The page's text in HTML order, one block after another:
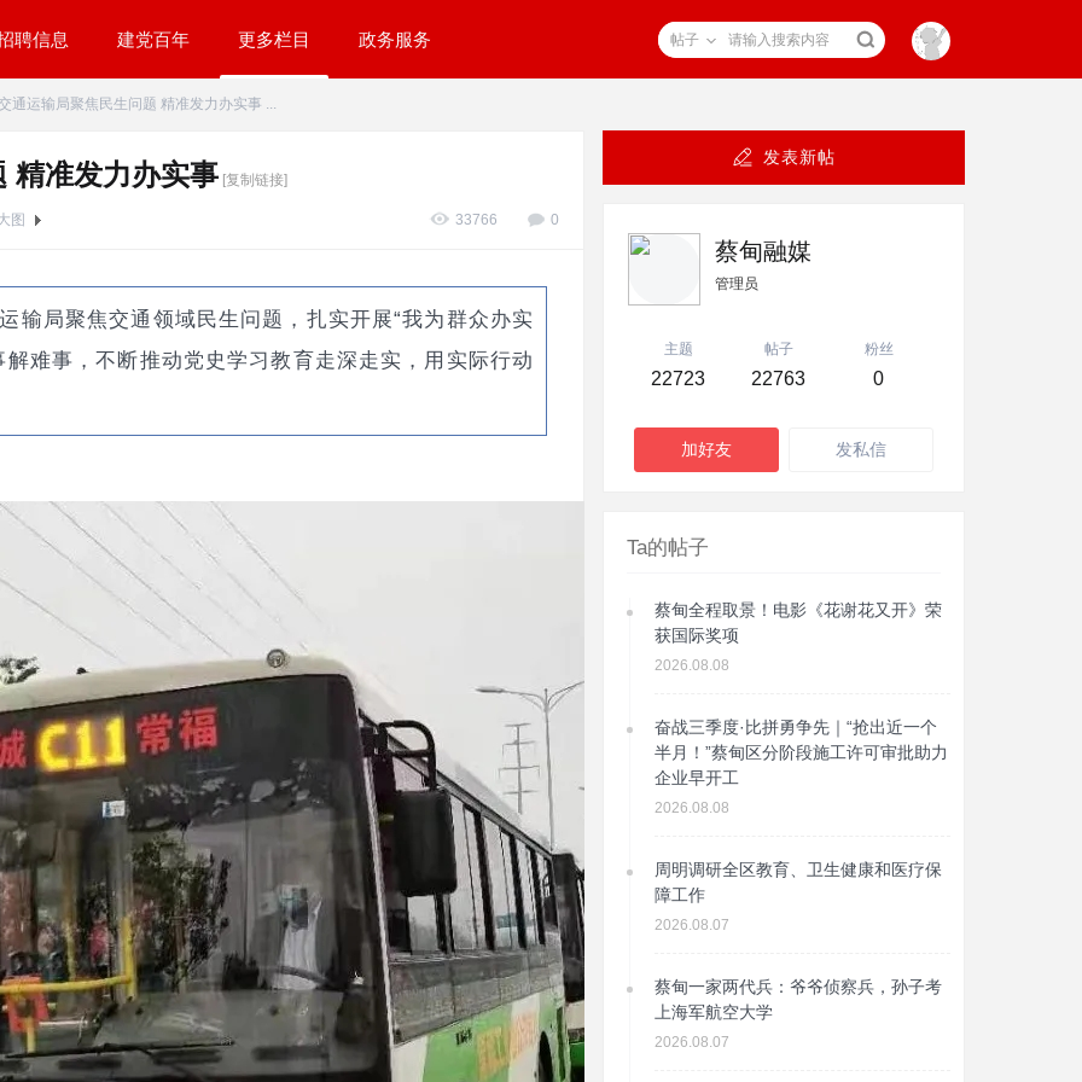
聘信息 建党百年 更多栏目 政务服务 帖子
通运输局聚焦民生问题 精准发力办实事 ...
发表新帖
蔡甸融媒
管理员
主题
22723
帖子
22763
粉丝
0
加好友 发私信
Ta的帖子
蔡甸全程取景！电影《花谢花又开》荣
获国际奖项
2026.08.08
奋战三季度·比拼勇争先｜“抢出近一个
半月！”蔡甸区分阶段施工许可审批助力
企业早开工
2026.08.08
周明调研全区教育、卫生健康和医疗保
障工作
2026.08.07
蔡甸一家两代兵：爷爷侦察兵，孙子考
上海军航空大学
2026.08.07
精准发力办实事 [复制链接]
图 0
33766
输局聚焦交通领域民生问题，扎实开展“我为群众办实
难事，不断推动党史学习教育走深走实，用实际行动